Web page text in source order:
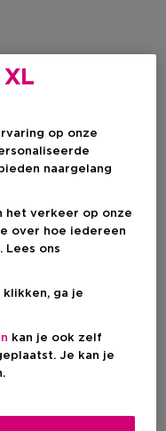
XL
op onze
naargelang
het verkeer op onze
over hoe iedereen
Lees ons
klikken, ga je
kan je ook zelf
Je kan je